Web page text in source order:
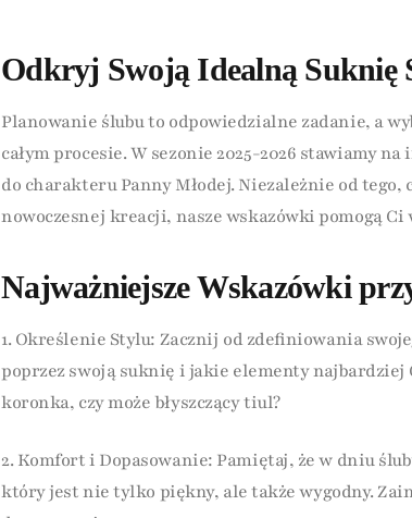
Odkryj Swoją Idealną Suknię
Planowanie ślubu to odpowiedzialne zadanie, a
całym procesie. W sezonie 2025-2026 stawiamy
do charakteru Panny Młodej. Niezależnie od
nowoczesnej kreacji, nasze wskazówki pomogą
Najważniejsze Wskazówki
1. Określenie Stylu: Zacznij od zdefiniowania
poprzez swoją suknię i jakie elementy
koronka, czy może błyszczący tiul?
2. Komfort i Dopasowanie: Pamiętaj, że w dniu
który jest nie tylko piękny, ale także wygodny.